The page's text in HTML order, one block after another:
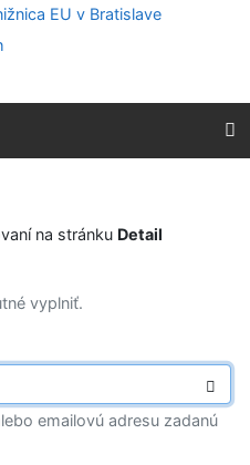
na stránku Detail
vyplniť.
emailovú adresu zadanú